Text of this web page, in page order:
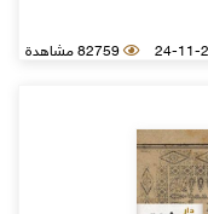
82759 مشاهدة